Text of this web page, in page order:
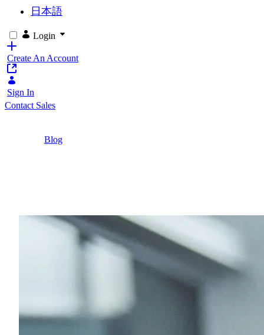
日本語
Login
Create An Account
Sign In
Contact Sales
Blog